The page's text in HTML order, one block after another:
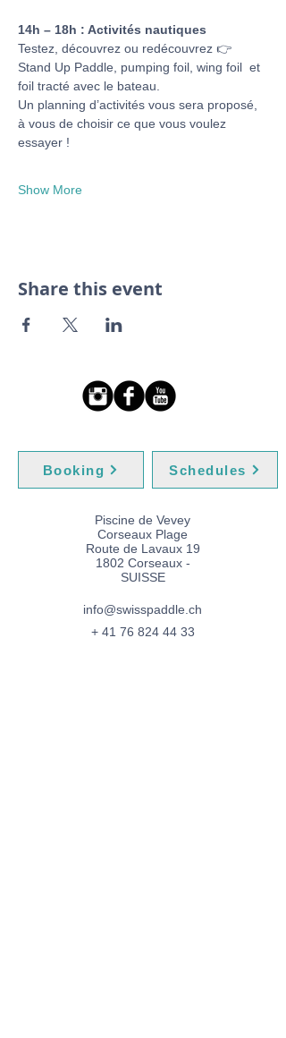
14h – 18h : Activités nautiques
Testez, découvrez ou redécouvrez 👉
Stand Up Paddle, pumping foil, wing foil  et
foil tracté avec le bateau.
Un planning d’activités vous sera proposé,
à vous de choisir ce que vous voulez
essayer !
Show More
Share this event
Booking Schedules
Piscine de Vevey
Corseaux Plage
Route de Lavaux 19
1802 Corseaux -
SUISSE​
info@swisspaddle.ch
+ 41 76 824 44 33